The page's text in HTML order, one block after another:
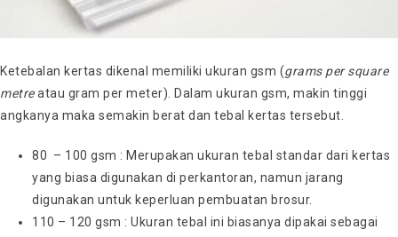
Ketebalan kertas dikenal memiliki ukuran gsm (grams per square
metreatau gram per meter). Dalam ukuran gsm, makin tinggi
angkanya maka semakin berat dan tebal kertas tersebut.
80 – 100 gsm : Merupakan ukuran tebal standar dari kertas
yang biasa digunakan di perkantoran, namun jarang
digunakan untuk keperluan pembuatan brosur.
110 – 120 gsm : Ukuran tebal ini biasanya dipakai sebagai